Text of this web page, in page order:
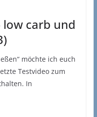
low carb und
möchte ich euch
Testvideo zum
In